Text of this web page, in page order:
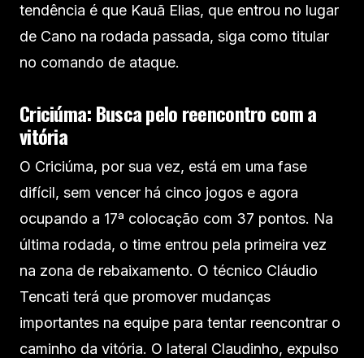
tendência é que Kauã Elias, que entrou no lugar
de Cano na rodada passada, siga como titular
no comando de ataque.
Criciúma: Busca pelo reencontro com a
vitória
O Criciúma, por sua vez, está em uma fase
difícil, sem vencer há cinco jogos e agora
ocupando a 17ª colocação com 37 pontos. Na
última rodada, o time entrou pela primeira vez
na zona de rebaixamento. O técnico Cláudio
Tencati terá que promover mudanças
importantes na equipe para tentar reencontrar o
caminho da vitória. O lateral Claudinho, expulso